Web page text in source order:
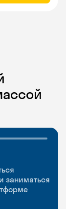
заниматься
где